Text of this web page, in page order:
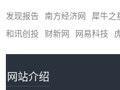
发现报告 南方经济网 犀牛之
和讯创投
财新网 网易科技
网站介绍